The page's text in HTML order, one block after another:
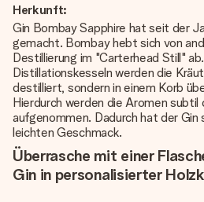
Herkunft:
Gin Bombay Sapphire hat seit der
gemacht. Bombay hebt sich von
Destillierung im "Carterhead Still"
Distillationskesseln werden die
destilliert, sondern in einem Korb
Hierdurch werden die Aromen subtil
aufgenommen. Dadurch hat der Gin
leichten Geschmack.
Überrasche mit einer
Gin in personalisierter